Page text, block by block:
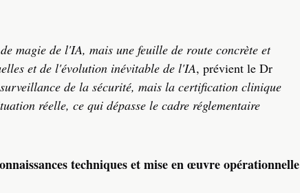
magie de l'IA, mais une feuille de route concrète et
et de l'évolution inévitable de l'IA, prévient le Dr
de la sécurité, mais la certification clinique
réelle, ce qui dépasse le cadre réglementaire
techniques et mise en œuvre opérationnelle